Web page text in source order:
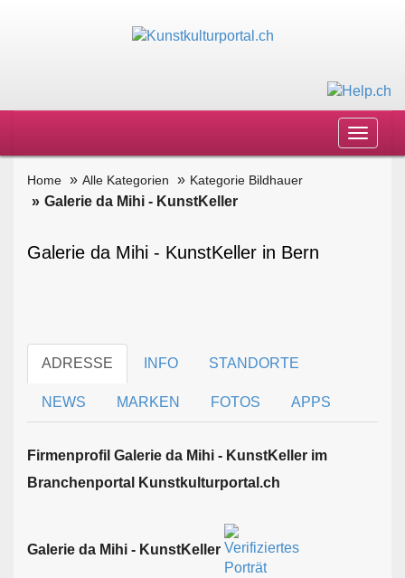
Toggle
Home Alle Kategorien Kategorie Bildhauer
Galerie da Mihi - KunstKeller
Galerie da Mihi - KunstKeller in Bern
ADRESSE INFO STANDORTE
NEWS MARKEN FOTOS APPS
Firmen­profil Galerie da Mihi - KunstKeller im
Branchen­portal Kunstkulturportal.ch
Galerie da Mihi - KunstKeller